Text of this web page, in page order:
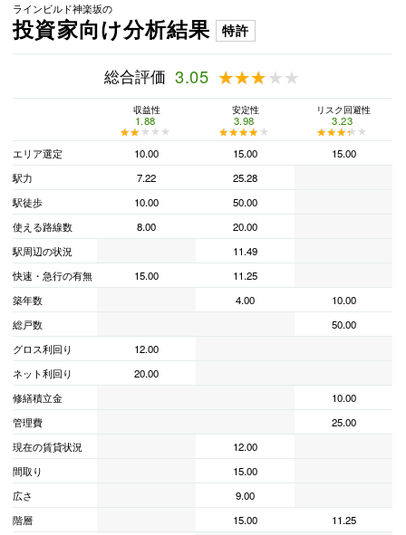
ラインビルド神楽坂の
投資家向け分析結果 特許
総合評価 3.05 ★★★★★
★★★★★
収益性
1.88
★★★★★
★★★★★
安定性
3.98
★★★★★
★★★★★
リスク回避性
3.23
★★★★★
★★★★★
エリア選定
10.00 15.00
15.00
駅力
7.22
25.28
駅徒歩
10.00
50.00
使える路線数
8.00
20.00
駅周辺の状況
11.49
快速・急行の有無
15.00
11.25
築年数
4.00
10.00
総戸数
50.00
グロス利回り
12.00
ネット利回り
20.00
修繕積立金
10.00
管理費
25.00
現在の賃貸状況
12.00
間取り
15.00
広さ
9.00
階層
15.00
11.25